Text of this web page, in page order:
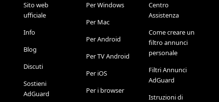
Sito web
ufficiale
Info
Blog
Discuti
Sostieni
AdGuard
Per Windows
Per Mac
Per Android
Per TV Android
Per iOS
Per i browser
Centro
Assistenza
Come creare un
filtro annunci
personale
Filtri Annunci
AdGuard
Istruzioni di